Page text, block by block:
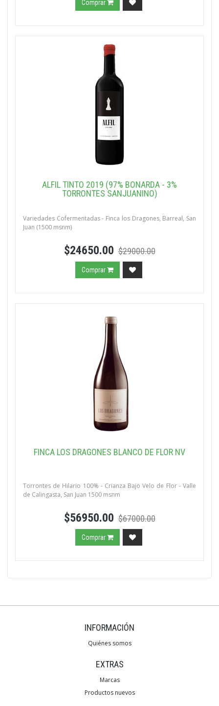
Comprar
ALFIL TINTO 2019 (97% BONARDA - 3%
TORRONTES SANJUANINO)
Variedades Cofermentadas - Finca los Dragones, Barreal, San
Juan (1500 msnm)
$24650.00 $29000.00
Comprar
FINCA LOS DRAGONES BLANCO DE FLOR NV
Torrontes de Hilario 100% - Crianza Bajo Velo de Flor - Valle
de Calingasta, San Juan 1500 msnm
$56950.00 $67000.00
Comprar
INFORMACIÓN
Quiénes somos
EXTRAS
Marcas
Productos nuevos